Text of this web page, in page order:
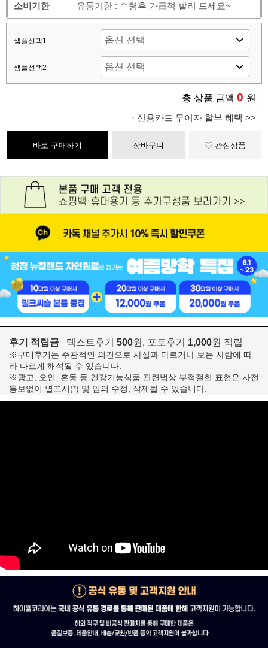
소비기한
유통기한 : 수령후 가급적 빨리 드세요~
샘플선택1
샘플선택2
총 상품 금액 0 원
· 신용카드 무이자 할부 혜택 >>
바로 구매하기 장바구니 관심상품
후기 적립금 텍스트후기 500원, 포토후기 1,000원 적립
※구매후기는 주관적인 의견으로 사실과 다르거나 보는 사람에 따
라 다르게 해석될 수 있습니다.
※광고, 오인, 혼동 등 건강기능식품 관련법상 부적절한 표현은 사전
통보없이 별표시(*) 및 임의 수정, 삭제될 수 있습니다.